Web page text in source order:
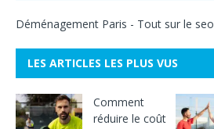
Déménagement Paris - Tout sur le seo
LES ARTICLES LES PLUS VUS
Comment
réduire le coût